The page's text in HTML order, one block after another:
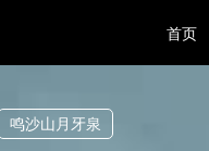
首页
鸣沙山月牙泉